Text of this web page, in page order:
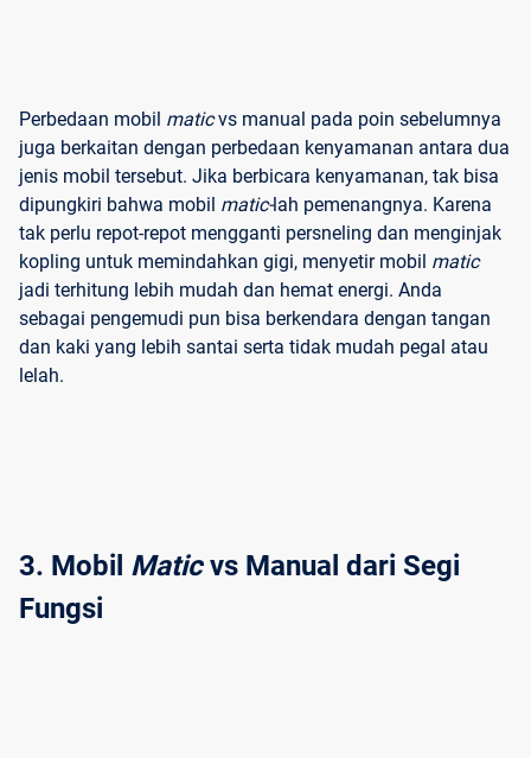
Perbedaan mobil maticvs manual pada poin sebelumnya
juga berkaitan dengan perbedaan kenyamanan antara dua
jenis mobil tersebut. Jika berbicara kenyamanan, tak bisa
dipungkiri bahwa mobil matic-lah pemenangnya. Karena
tak perlu repot-repot mengganti persneling dan menginjak
kopling untuk memindahkan gigi, menyetir mobil matic
jadi terhitung lebih mudah dan hemat energi. Anda
sebagai pengemudi pun bisa berkendara dengan tangan
dan kaki yang lebih santai serta tidak mudah pegal atau
lelah.
3. Mobil Matic vs Manual dari Segi
Fungsi